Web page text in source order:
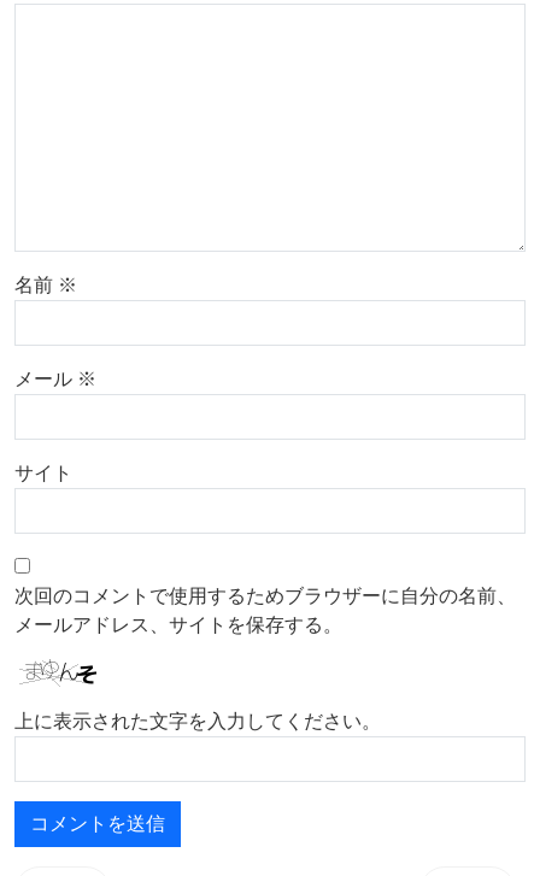
名前 ※
メール ※
サイト
次回のコメントで使用するためブラウザーに自分の名前、
メールアドレス、サイトを保存する。
上に表示された文字を入力してください。